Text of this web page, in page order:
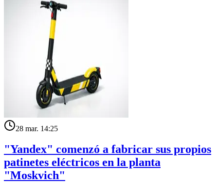
28 mar. 14:25
"Yandex" comenzó a fabricar sus propios
patinetes eléctricos en la planta
"Moskvich"